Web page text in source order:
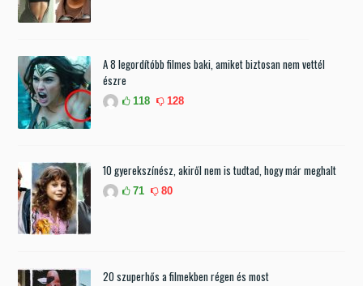
A 8 legordítóbb filmes baki, amiket biztosan nem vettél
észre
118 128
10 gyerekszínész, akiről nem is tudtad, hogy már meghalt
71 80
20 szuperhős a filmekben régen és most